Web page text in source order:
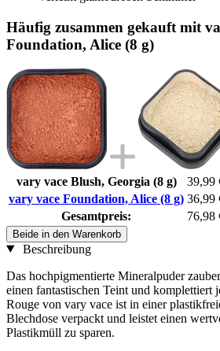
Häufig zusammen gekauft mit
Foundation, Alice (8 g)
vary vace Blush, Georgia (8 g) 39,99
vary vace Foundation, Alice (8 g) 36,99
Gesamtpreis:
76,98
Beide in den Warenkorb
Beschreibung
Das hochpigmentierte Mineralpuder
einen fantastischen Teint und komplettiert
Rouge von vary vace ist in einer
Blechdose verpackt und leistet einen
Plastikmüll zu sparen.